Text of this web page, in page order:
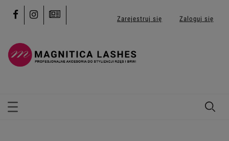
Zarejestruj się Zaloguj się